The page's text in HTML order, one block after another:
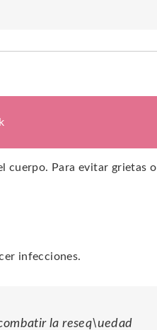
cuerpo. Para evitar grietas o
infecciones.
la reseq\uedad